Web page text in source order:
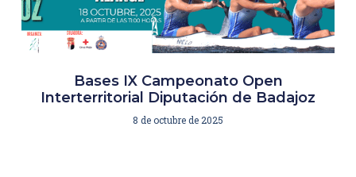
Bases IX Campeonato Open
Interterritorial Diputación de Badajoz
8 de octubre de 2025